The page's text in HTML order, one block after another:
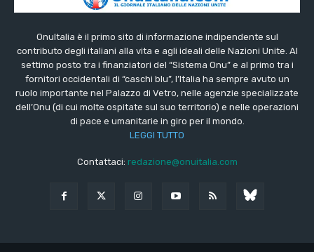
OnuItalia è il primo sito di informazione indipendente sul
contributo degli italiani alla vita e agli ideali delle Nazioni Unite. Al
settimo posto tra i finanziatori del “Sistema Onu” e al primo tra i
fornitori occidentali di “caschi blu”, l’Italia ha sempre avuto un
ruolo importante nel Palazzo di Vetro, nelle agenzie specializzate
dell’Onu (di cui molte ospitate sul suo territorio) e nelle operazioni
di pace e umanitarie in giro per il mondo.
LEGGI TUTTO
Contattaci: redazione@onuitalia.com